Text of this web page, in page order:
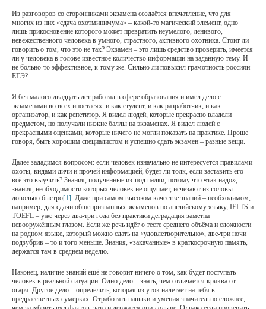
Из разговоров со сторонниками экзамена создаётся впечатление, что для
многих из них «сдача охотминимума» – какой-то магический элемент, одно
лишь прикосновение которого может превратить неумелого, ленивого,
невежественного человека в умного, страстного, активного охотника. Стоит ли
говорить о том, что это не так? Экзамен – это лишь средство проверить, имеется
ли у человека в голове известное количество информации на заданную тему. И
не больно-то эффективное, к тому же. Сильно ли повысил грамотность россиян
ЕГЭ?
Я без малого двадцать лет работал в сфере образования и имел дело с
экзаменами во всех ипостасях: и как студент, и как разработчик, и как
организатор, и как репетитор. Я видел людей, которые прекрасно владели
предметом, но получали низкие баллы на экзаменах. Я видел людей с
прекрасными оценками, которые ничего не могли показать на практике. Проще
говоря, быть хорошим специалистом и успешно сдать экзамен – разные вещи.
Далее зададимся вопросом: если человек изначально не интересуется правилами
охоты, видами дичи и прочей информацией, будет ли толк, если заставить его
всё это выучить? Знания, полученные из-под палки, потому что «так надо»,
знания, необходимости которых человек не ощущает, исчезают из головы
довольно быстро[1]. Даже при самом высоком качестве знаний – необходимом,
например, для сдачи общепризнанных экзаменов по английскому языку, IELTS и
TOEFL – уже через два-три года без практики деградация заметна
невооружённым глазом. Если же речь идёт о тесте среднего объёма и сложности
на родном языке, который можно сдать на «удовлетворительно», две-три ночи
подзубрив – то и того меньше. Знания, «закачанные» в краткосрочную память,
держатся там в среднем неделю.
Наконец, наличие знаний ещё не говорит ничего о том, как будет поступать
человек в реальной ситуации. Одно дело – знать, чем отличается кряква от
огаря. Другое дело – определить, которая из уток налетает на тебя в
предрассветных сумерках. Отработать навыки и умения значительно сложнее,